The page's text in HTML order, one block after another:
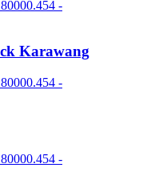
Karawang